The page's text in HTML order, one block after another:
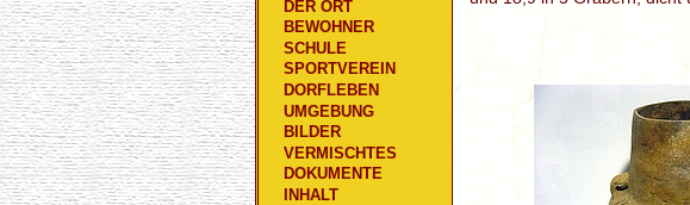
DER ORT
BEWOHNER
SCHULE
SPORTVEREIN
DORFLEBEN
UMGEBUNG
BILDER
VERMISCHTES
DOKUMENTE
INHALT